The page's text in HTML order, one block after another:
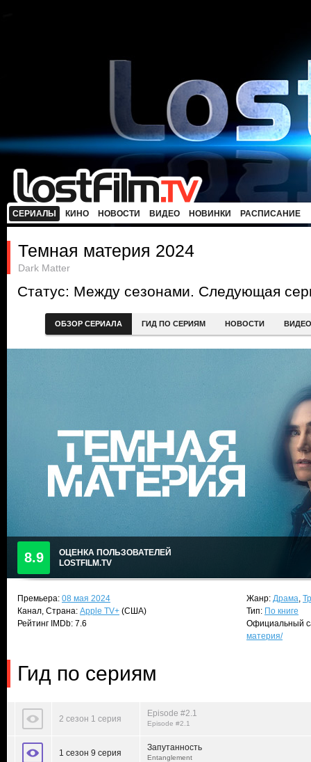
СЕРИАЛЫ КИНО НОВОСТИ ВИДЕО НОВИНКИ РАСПИСАНИЕ
Темная материя 2024
Dark Matter
Статус: Между сезонами. Следующая
ОБЗОР СЕРИАЛА ГИД ПО СЕРИЯМ НОВОСТИ ВИДЕО
8.9
ОЦЕНКА ПОЛЬЗОВАТЕЛЕЙ
LOSTFILM.TV
Премьера: 08 мая 2024
Канал, Страна: Apple TV+ (США)
Рейтинг IMDb: 7.6
Жанр: Драма,
Тип: По книге
Официальный
материя/
Гид по сериям
2 сезон 1 серия
Episode #2.1
Episode #2.1
1 сезон 9 серия
Запутанность
Entanglement